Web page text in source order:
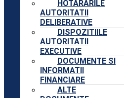
HOTARARILE
AUTORITATII
DELIBERATIVE
DISPOZITIILE
AUTORITATII
EXECUTIVE
DOCUMENTE SI
INFORMATII
FINANCIARE
ALTE